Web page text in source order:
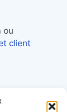
ou
client